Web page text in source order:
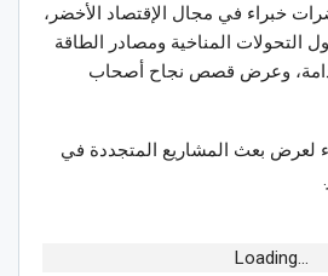
خبراء في مجال الإقتصاد الأخضر،
التحولات المناخية ومصادر الطاقة
وعرض قصص نجاح أصحاب
بعث المشاريع المتجددة في
Loading...